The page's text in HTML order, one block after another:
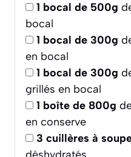
1 bocal de 500g
bocal
1 bocal de 300g
en bocal
1 bocal de 300g
grillés en bocal
1 boîte de 800g
en conserve
3 cuillères à